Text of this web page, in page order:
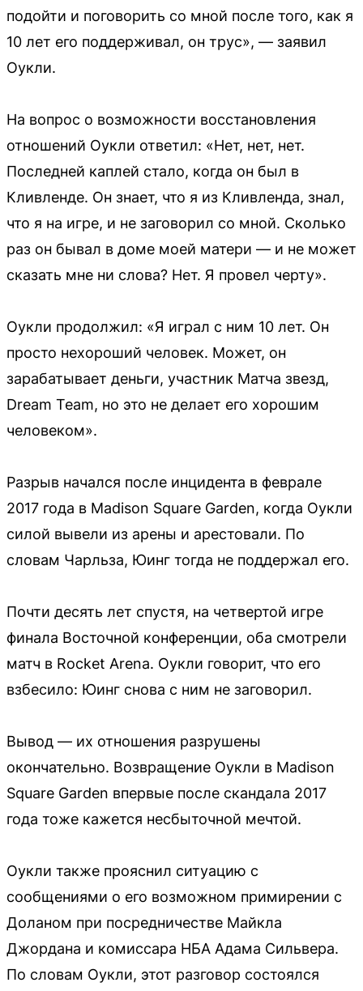
подойти и поговорить со мной после того, как я
10 лет его поддерживал, он трус», — заявил
Оукли.
На вопрос о возможности восстановления
отношений Оукли ответил: «Нет, нет, нет.
Последней каплей стало, когда он был в
Кливленде. Он знает, что я из Кливленда, знал,
что я на игре, и не заговорил со мной. Сколько
раз он бывал в доме моей матери — и не может
сказать мне ни слова? Нет. Я провел черту».
Оукли продолжил: «Я играл с ним 10 лет. Он
просто нехороший человек. Может, он
зарабатывает деньги, участник Матча звезд,
Dream Team, но это не делает его хорошим
человеком».
Разрыв начался после инцидента в феврале
2017 года в Madison Square Garden, когда Оукли
силой вывели из арены и арестовали. По
словам Чарльза, Юинг тогда не поддержал его.
Почти десять лет спустя, на четвертой игре
финала Восточной конференции, оба смотрели
матч в Rocket Arena. Оукли говорит, что его
взбесило: Юинг снова с ним не заговорил.
Вывод — их отношения разрушены
окончательно. Возвращение Оукли в Madison
Square Garden впервые после скандала 2017
года тоже кажется несбыточной мечтой.
Оукли также прояснил ситуацию с
сообщениями о его возможном примирении с
Доланом при посредничестве Майкла
Джордана и комиссара НБА Адама Сильвера.
По словам Оукли, этот разговор состоялся